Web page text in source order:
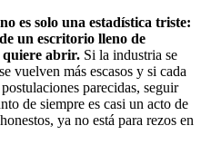
es solo una estadística triste:
un escritorio lleno de
quiere abrir. Si la industria se
vuelven más escasos y si cada
parecidas, seguir
de siempre es casi un acto de
ya no está para rezos en